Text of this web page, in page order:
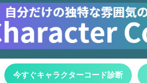
今すぐキャラクターコード診断